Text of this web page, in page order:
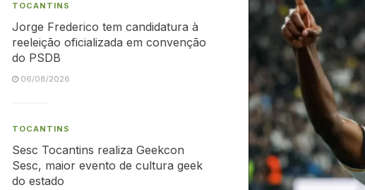
TOCANTINS
Jorge Frederico tem candidatura à
reeleição oficializada em convenção
do PSDB
06/08/2026
TOCANTINS
Sesc Tocantins realiza Geekcon
Sesc, maior evento de cultura geek
do estado